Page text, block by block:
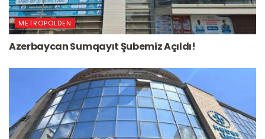
METROPOLDEN
Azerbaycan Sumqayıt Şubemiz Açıldı!